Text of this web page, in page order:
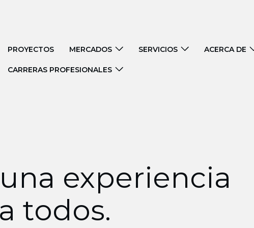
PROYECTOS MERCADOS SERVICIOS ACERCA DE
CARRERAS PROFESIONALES
experiencia
todos.